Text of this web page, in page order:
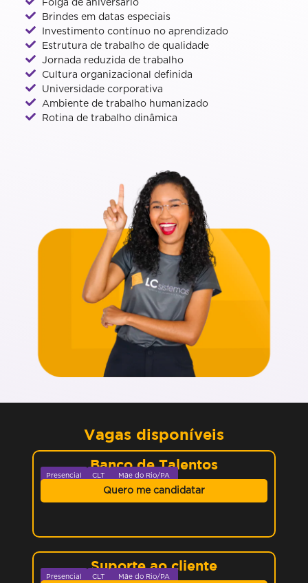
Folga de aniversário
Brindes em datas especiais
Investimento contínuo no aprendizado
Estrutura de trabalho de qualidade
Jornada reduzida de trabalho
Cultura organizacional definida
Universidade corporativa
Ambiente de trabalho humanizado
Rotina de trabalho dinâmica
Vagas disponíveis
Banco de Talentos
Presencial CLT Mãe do Rio/PA
Quero me candidatar
Suporte ao cliente
Presencial CLT Mãe do Rio/PA